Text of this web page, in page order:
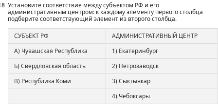
Установите соответствие между субъектом РФ и его
административным центром: к каждому элементу первого столбца
подберите соответствующий элемент из второго столбца.
СУБЪЕКТ РФ
АДМИНИСТРАТИВНЫЙ ЦЕНТР
А) Чувашская Республика
1) Екатеринбург
Б) Свердловская область
2) Петрозаводск
В) Республика Коми
3) Сыктывкар
4) Чебоксары